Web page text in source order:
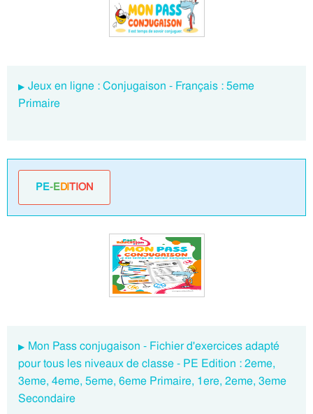
Jeux en ligne : Conjugaison - Français : 5eme
Primaire
PE-EDITION
Mon Pass conjugaison - Fichier d'exercices adapté
pour tous les niveaux de classe - PE Edition : 2eme,
3eme, 4eme, 5eme, 6eme Primaire, 1ere, 2eme, 3eme
Secondaire